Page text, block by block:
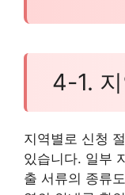
4-1.
지역별로 신청
있습니다. 일부
출 서류의 종류